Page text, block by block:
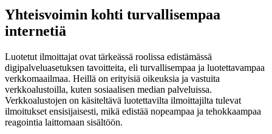
Yhteisvoimin kohti turvallisempaa
internetiä
Luotetut ilmoittajat ovat tärkeässä roolissa edistämässä
digipalveluasetuksen tavoitteita, eli turvallisempaa ja luotettavampaa
verkkomaailmaa. Heillä on erityisiä oikeuksia ja vastuita
verkkoalustoilla, kuten sosiaalisen median palveluissa.
Verkkoalustojen on käsiteltävä luotettavilta ilmoittajilta tulevat
ilmoitukset ensisijaisesti, mikä edistää nopeampaa ja tehokkaampaa
reagointia laittomaan sisältöön.